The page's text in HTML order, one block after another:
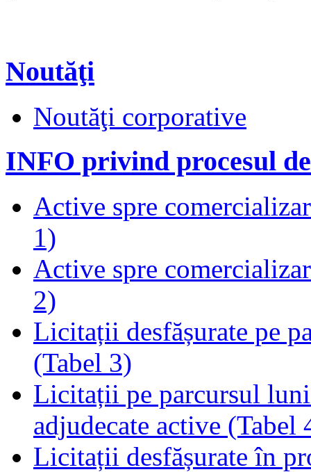
Noutăţi
Noutăţi corporative
INFO privind procesul
Active spre
1)
Active spre
2)
Licitații desfășurate pe
(Tabel 3)
Licitații pe parcursul
adjudecate active (Tabel
Licitații desfășurate în